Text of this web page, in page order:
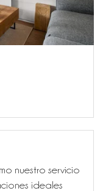
nuestro servicio
ideales